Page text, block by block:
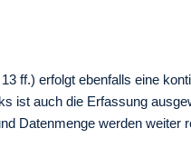
ff.) erfolgt ebenfalls eine
ist auch die Erfassung
Datenmenge werden weiter